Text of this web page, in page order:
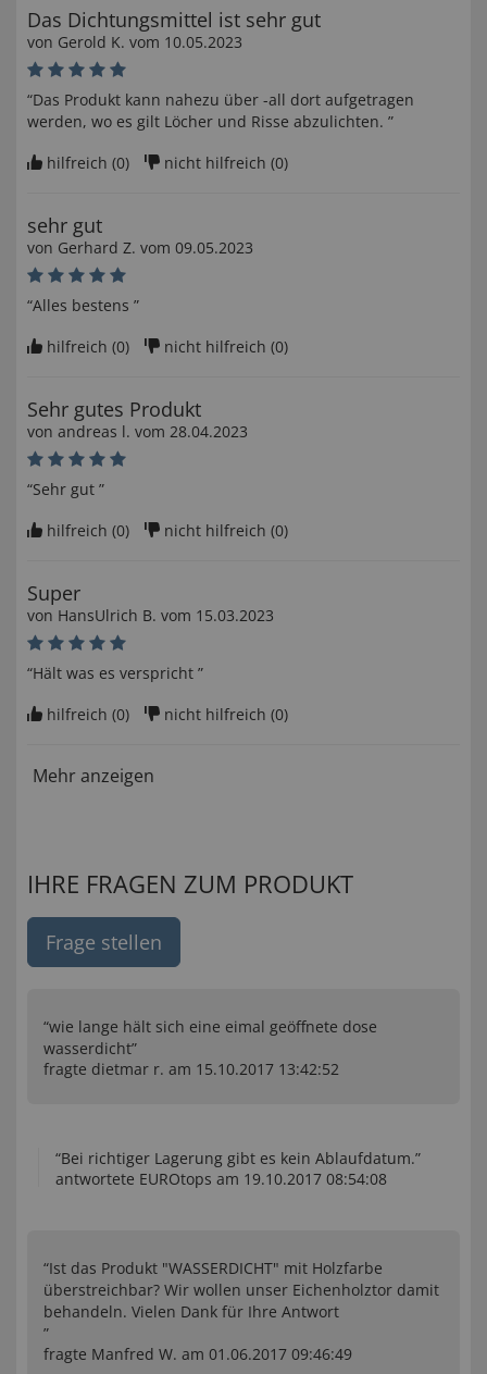
Das Dichtungsmittel ist sehr gut
von Gerold K. vom 10.05.2023
“Das Produkt kann nahezu über -all dort aufgetragen
werden, wo es gilt Löcher und Risse abzulichten. ”
hilfreich (0) nicht hilfreich (0)
sehr gut
von Gerhard Z. vom 09.05.2023
“Alles bestens ”
hilfreich (0) nicht hilfreich (0)
Sehr gutes Produkt
von andreas l. vom 28.04.2023
“Sehr gut ”
hilfreich (0) nicht hilfreich (0)
Super
von HansUlrich B. vom 15.03.2023
“Hält was es verspricht ”
hilfreich (0) nicht hilfreich (0)
Mehr anzeigen
IHRE FRAGEN ZUM PRODUKT
Frage stellen
“wie lange hält sich eine eimal geöffnete dose
wasserdicht”
fragte dietmar r. am 15.10.2017 13:42:52
“Bei richtiger Lagerung gibt es kein Ablaufdatum.”
antwortete EUROtops am 19.10.2017 08:54:08
“Ist das Produkt "WASSERDICHT" mit Holzfarbe
überstreichbar? Wir wollen unser Eichenholztor damit
behandeln. Vielen Dank für Ihre Antwort
”
fragte Manfred W. am 01.06.2017 09:46:49